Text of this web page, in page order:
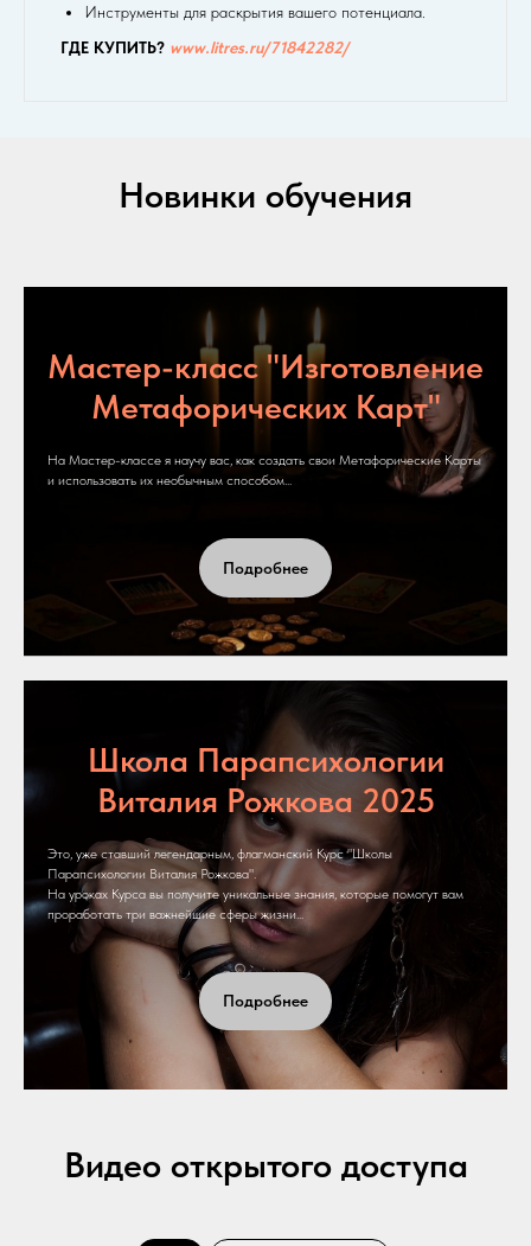
Инструменты для раскрытия вашего потенциала.
ГДЕ КУПИТЬ? www.litres.ru/71842282/
Новинки обучения
Мастер-класс "Изготовление
Метафорических Карт"
На Мастер-классе я научу вас, как создать свои Метафорические Карты
и использовать их необычным способом...
Подробнее
Школа Парапсихологии
Виталия Рожкова 2025
Это, уже ставший легендарным, флагманский Курс "Школы
Парапсихологии Виталия Рожкова".
На уроках Курса вы получите уникальные знания, которые помогут вам
проработать три важнейшие сферы жизни...
Подробнее
Видео открытого доступа